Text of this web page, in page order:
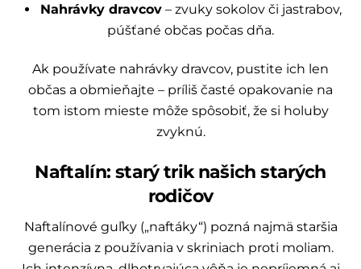
Nahrávky dravcov– zvuky sokolov či jastrabov,
púšťané občas počas dňa.
Ak používate nahrávky dravcov, pustite ich len
občas a obmieňajte – príliš časté opakovanie na
tom istom mieste môže spôsobiť, že si holuby
zvyknú.
Naftalín: starý trik našich starých
rodičov
Naftalínové guľky („naftáky“) pozná najmä staršia
generácia z používania v skriniach proti moliam.